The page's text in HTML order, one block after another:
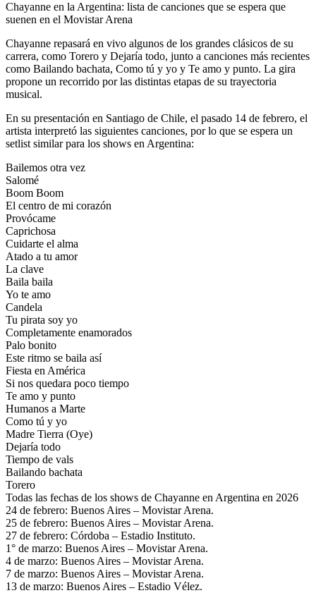
Chayanne en la Argentina: lista de canciones que se espera que
suenen en el Movistar Arena
Chayanne repasará en vivo algunos de los grandes clásicos de su
carrera, como Torero y Dejaría todo, junto a canciones más recientes
como Bailando bachata, Como tú y yo y Te amo y punto. La gira
propone un recorrido por las distintas etapas de su trayectoria
musical.
En su presentación en Santiago de Chile, el pasado 14 de febrero, el
artista interpretó las siguientes canciones, por lo que se espera un
setlist similar para los shows en Argentina:
Bailemos otra vez
Salomé
Boom Boom
El centro de mi corazón
Provócame
Caprichosa
Cuidarte el alma
Atado a tu amor
La clave
Baila baila
Yo te amo
Candela
Tu pirata soy yo
Completamente enamorados
Palo bonito
Este ritmo se baila así
Fiesta en América
Si nos quedara poco tiempo
Te amo y punto
Humanos a Marte
Como tú y yo
Madre Tierra (Oye)
Dejaría todo
Tiempo de vals
Bailando bachata
Torero
Todas las fechas de los shows de Chayanne en Argentina en 2026
24 de febrero: Buenos Aires – Movistar Arena.
25 de febrero: Buenos Aires – Movistar Arena.
27 de febrero: Córdoba – Estadio Instituto.
1° de marzo: Buenos Aires – Movistar Arena.
4 de marzo: Buenos Aires – Movistar Arena.
7 de marzo: Buenos Aires – Movistar Arena.
13 de marzo: Buenos Aires – Estadio Vélez.